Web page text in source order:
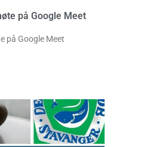
på Google Meet
på Google Meet